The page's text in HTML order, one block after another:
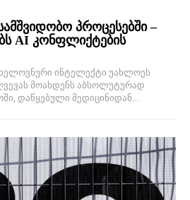
პროცესებში –
AI კონფლიქტების
ინტელექტი უახლოეს
მოახდენს აბსოლუტურად
დაწყებული მედიცინიდან...